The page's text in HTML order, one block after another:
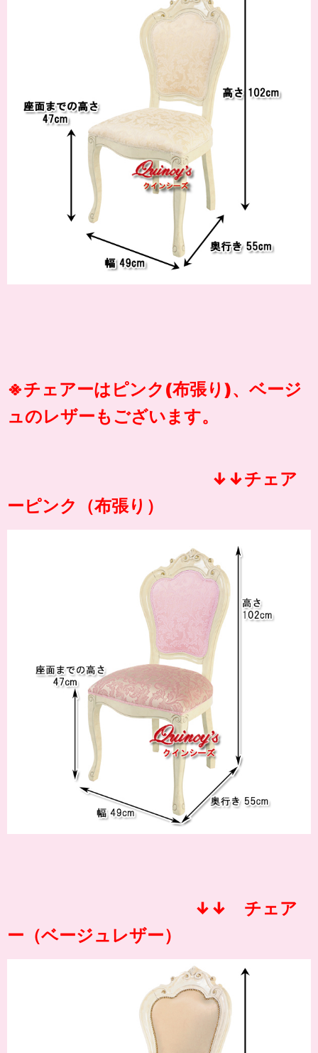
※チェアーはピンク(布張り)、ベージ
ュのレザーもございます。
↓↓チェア
ーピンク（布張り）
↓↓ チェア
ー（ベージュレザー）